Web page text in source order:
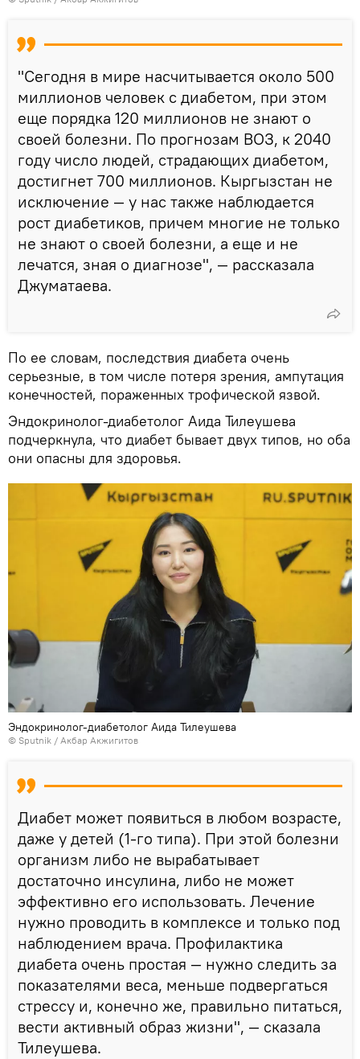
"Сегодня в мире насчитывается около 500
миллионов человек с диабетом, при этом
еще порядка 120 миллионов не знают о
своей болезни. По прогнозам ВОЗ, к 2040
году число людей, страдающих диабетом,
достигнет 700 миллионов. Кыргызстан не
исключение — у нас также наблюдается
рост диабетиков, причем многие не только
не знают о своей болезни, а еще и не
лечатся, зная о диагнозе", — рассказала
Джуматаева.
По ее словам, последствия диабета очень
серьезные, в том числе потеря зрения, ампутация
конечностей, пораженных трофической язвой.
Эндокринолог-диабетолог Аида Тилеушева
подчеркнула, что диабет бывает двух типов, но оба
они опасны для здоровья.
Эндокринолог-диабетолог Аида Тилеушева
© Sputnik / Акбар Акжигитов
Диабет может появиться в любом возрасте,
даже у детей (1-го типа). При этой болезни
организм либо не вырабатывает
достаточно инсулина, либо не может
эффективно его использовать. Лечение
нужно проводить в комплексе и только под
наблюдением врача. Профилактика
диабета очень простая — нужно следить за
показателями веса, меньше подвергаться
стрессу и, конечно же, правильно питаться,
вести активный образ жизни", — сказала
Тилеушева.